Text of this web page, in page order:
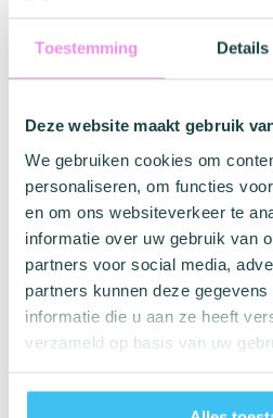
Toestemming Details
Deze website maakt gebruik
We gebruiken cookies om
personaliseren, om functies
en om ons websiteverkeer te
informatie over uw gebruik van
partners voor social media,
partners kunnen deze
informatie die u aan ze heeft
verzameld op basis van uw
Structuur
Latexvrij
EAN code verpakking
dop van de stijve penis.
Rol het condoom zo ver
Na de zaadlozing moet het
vuilnisbak. (Spoel een
verstoppingen veroorzaken)
Gebruik een condoom altijd
Vorm
Anatomisch
Structuur
Glad
Latexvrij
Nee
Veganistisch
Nee
Durex Thin Feel— 12
stuks
€ 13,49